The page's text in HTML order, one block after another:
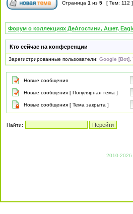
Страница 1 из 5 [ Тем: 112 ]
Форум о коллекциях ДеАгостини, Ашет,
Кто сейчас на конференции
Зарегистрированные пользователи: Google [Bot]
Новые сообщения
Новые сообщения [ Популярная тема ]
Новые сообщения [ Тема закрыта ]
Найти:
2010-2026